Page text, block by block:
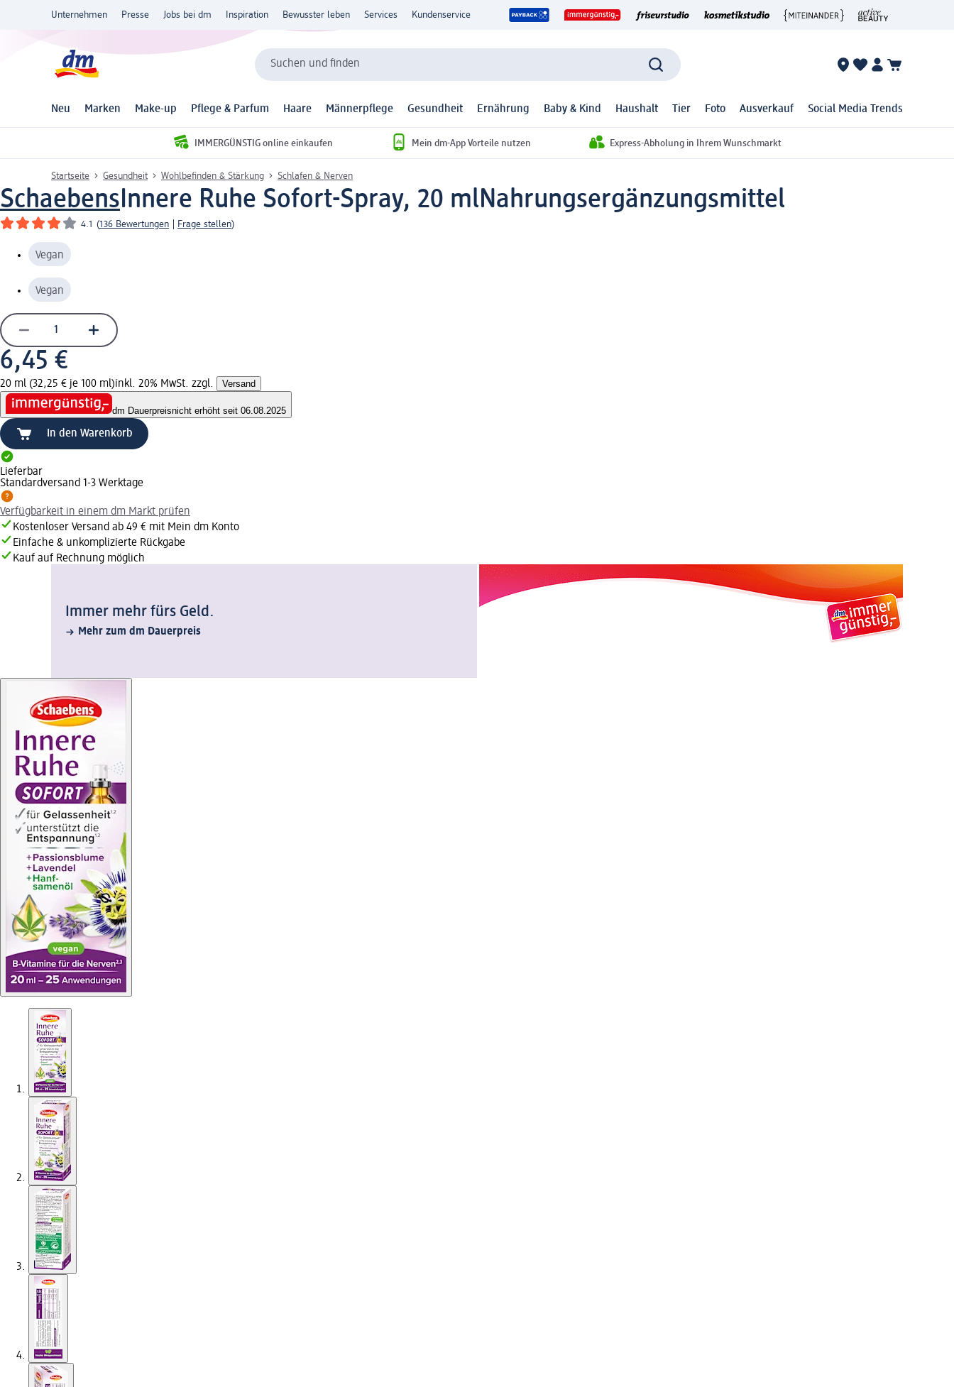
Unternehmen Presse Jobs bei dm Inspiration Bewusster leben Services Kundenservice
Suchen und finden
Neu Marken Make-up Pflege & Parfum Haare Männerpflege Gesundheit Ernährung Baby & Kind Haushalt Tier Foto Ausverkauf Social Media Trends
IMMERGÜNSTIG online einkaufen Mein dm-App Vorteile nutzen Express-Abholung in Ihrem Wunschmarkt
Startseite Gesundheit Wohlbefinden & Stärkung Schlafen & Nerven
SchaebensInnere Ruhe Sofort-Spray, 20 mlNahrungsergänzungsmittel
4.1 (136 Bewertungen Frage stellen)
Vegan
Vegan
6,45 €
20 ml (32,25 € je 100 ml)inkl. 20% MwSt. zzgl. Versand
dm Dauerpreisnicht erhöht seit 06.08.2025
In den Warenkorb
Lieferbar
Standardversand 1-3 Werktage
Verfügbarkeit in einem dm Markt prüfen
Kostenloser Versand ab 49 € mit Mein dm Konto
Einfache & unkomplizierte Rückgabe
Kauf auf Rechnung möglich
Immer mehr fürs Geld.
Mehr zum dm Dauerpreis